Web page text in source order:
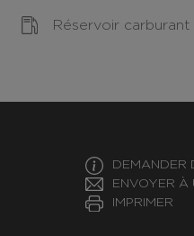
Réservoir carburant
DEMANDER
ENVOYER À
IMPRIMER